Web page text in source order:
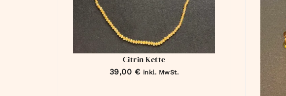
Citrin Kette
39,00 € inkl. MwSt.